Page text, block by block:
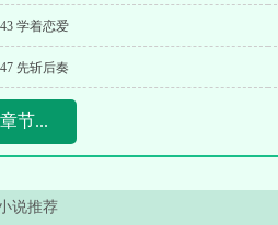
43 学着恋爱
47 先斩后奏
节...
说推荐